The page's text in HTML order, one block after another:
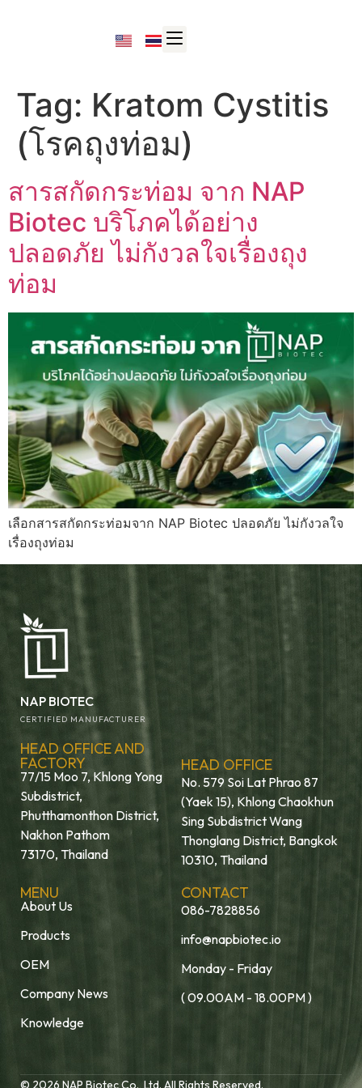
Tag: Kratom Cystitis
(โรคถุงท่อม)
สารสกัดกระท่อม จาก NAP
Biotec บริโภคได้อย่าง
ปลอดภัย ไม่กังวลใจเรื่องถุง
ท่อม
เลือกสารสกัดกระท่อมจาก NAP Biotec ปลอดภัย ไม่กังวลใจ
เรื่องถุงท่อม
NAP BIOTEC
CERTIFIED MANUFACTURER
HEAD OFFICE AND
FACTORY
77/15 Moo 7, Khlong Yong
Subdistrict,
Phutthamonthon District,
Nakhon Pathom
73170, Thailand
HEAD OFFICE
No. 579 Soi Lat Phrao 87
(Yaek 15), Khlong Chaokhun
Sing Subdistrict Wang
Thonglang District, Bangkok
10310, Thailand
MENU
About Us
Products
OEM
Company News
Knowledge
CONTACT
086-7828856
info@napbiotec.io
Monday - Friday
( 09.00AM - 18.00PM )
© 2026 NAP Biotec Co., Ltd. All Rights Reserved.